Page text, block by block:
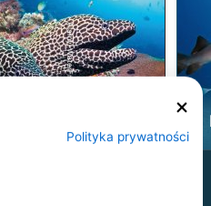
Alamy-WaterFrame
Polityka prywatności